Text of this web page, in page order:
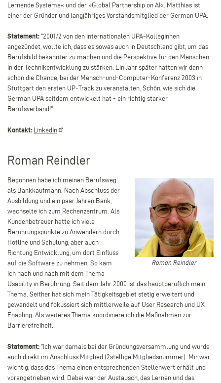
Lernende Systeme« und der »Global Partnership on AI«. Matthias ist
einer der Gründer und langjähriges Vorstandsmitglied der German UPA.
Statement:"2001/2 von den internationalen UPA-KollegInnen
angezündet, wollte ich, dass es sowas auch in Deutschland gibt, um das
Berufsbild bekannter zu machen und die Perspektive für den Menschen
in der Technikentwicklung zu stärken. Ein Jahr später hatten wir dann
schon die Chance, bei der Mensch-und-Computer-Konferenz 2003 in
Stuttgart den ersten UP-Track zu veranstalten. Schön, wie sich die
German UPA seitdem entwickelt hat - ein richtig starker
Berufsverband!"
Kontakt: LinkedIn
Roman Reindler
RomanRoman Reindler
Begonnen habe ich meinen Berufsweg
als Bankkaufmann. Nach Abschluss der
Ausbildung und ein paar Jahren Bank,
wechselte ich zum Rechenzentrum. Als
Kundenbetreuer hatte ich viele
Berührungspunkte zu Anwendern durch
Hotline und Schulung, aber auch
Richtung Entwicklung, um dort Einfluss
auf die Software zu nehmen. So kam
ich nach und nach mit dem Thema
Usability in Berührung. Seit dem Jahr 2000 ist das hauptberuflich mein
Thema. Seither hat sich mein Tätigkeitsgebiet stetig erweitert und
gewandelt und fokussiert sich mittlerweile auf User Research und UX
Enabling. Als weiteres Thema koordiniere ich die Maßnahmen zur
Barrierefreiheit.
Statement:"Ich war damals bei der Gründungsversammlung und wurde
auch direkt im Anschluss Mitglied (2stellige Mitgliedsnummer). Mir war
wichtig, dass das Thema einen entsprechenden Stellenwert erhält und
vorangetrieben wird. Dabei war der Austausch, das Lernen und das